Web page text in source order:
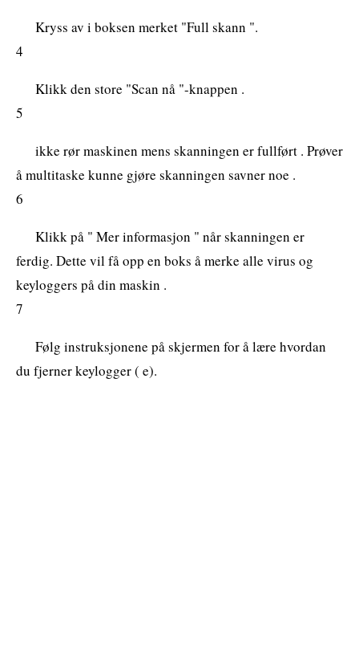
Kryss av i boksen merket "Full skann ".
4
Klikk den store "Scan nå "-knappen .
5
ikke rør maskinen mens skanningen er fullført . Prøver
å multitaske kunne gjøre skanningen savner noe .
6
Klikk på " Mer informasjon " når skanningen er
ferdig. Dette vil få opp en boks å merke alle virus og
keyloggers på din maskin .
7
Følg instruksjonene på skjermen for å lære hvordan
du fjerner keylogger ( e).